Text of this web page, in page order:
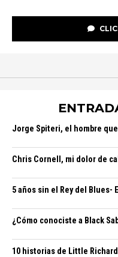
Jorge Spiteri, el hombre
Chris Cornell, mi dolor de
5 años sin el Rey del Blues-
¿Cómo conociste a Black
10 historias de Little Richard